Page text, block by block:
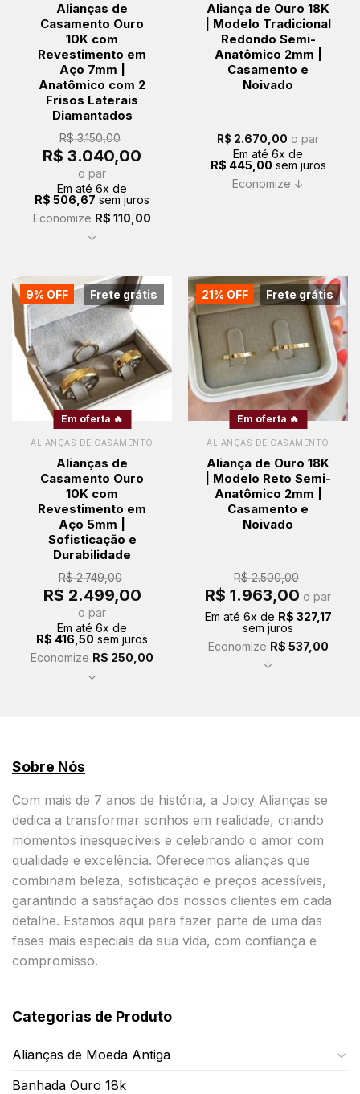
Alianças de
Casamento Ouro
10K com
Revestimento em
Aço 7mm |
Anatômico com 2
Frisos Laterais
Diamantados
R$3.150,00
O
preço
R$ 3.150,00.
R$ 3.040,00
o par
Em até 6x de
R$ 506,67 sem juros
Economize R$ 110,00
↓
Aliança de Ouro 18K
| Modelo Tradicional
Redondo Semi-
Anatômico 2mm |
Casamento e
Noivado
R$ 2.670,00 o par
Em até 6x de
R$ 445,00 sem juros
Economize ↓
Frete grátis
9% OFF
Em oferta 🔥
ALIANÇAS DE CASAMENTO
Alianças de
Casamento Ouro
10K com
Revestimento em
Aço 5mm |
Sofisticação e
Durabilidade
R$2.749,00
O
preço
original
R$ 2.749,00.
R$ 2.499,00preço
o par
Em até 6x de
R$ 416,50 sem juros
Economize R$ 250,00
↓
Frete grátis
21% OFF
Em oferta 🔥
ALIANÇAS DE CASAMENTO
Aliança de Ouro 18K
| Modelo Reto Semi-
Anatômico 2mm |
Casamento e
Noivado
R$2.500,00
O
preço
era:
R$ 2.500,00.
R$ 1.963,00 preço
é:
o par
Em até 6x de R$ 327,17
sem juros
Economize R$ 537,00
↓
Sobre Nós
Com mais de 7 anos de história, a Joicy Alianças se
dedica a transformar sonhos em realidade, criando
momentos inesquecíveis e celebrando o amor com
qualidade e excelência. Oferecemos alianças que
combinam beleza, sofisticação e preços acessíveis,
garantindo a satisfação dos nossos clientes em cada
detalhe. Estamos aqui para fazer parte de uma das
fases mais especiais da sua vida, com confiança e
compromisso.
Categorias de Produto
Alianças de Moeda Antiga
Banhada Ouro 18k